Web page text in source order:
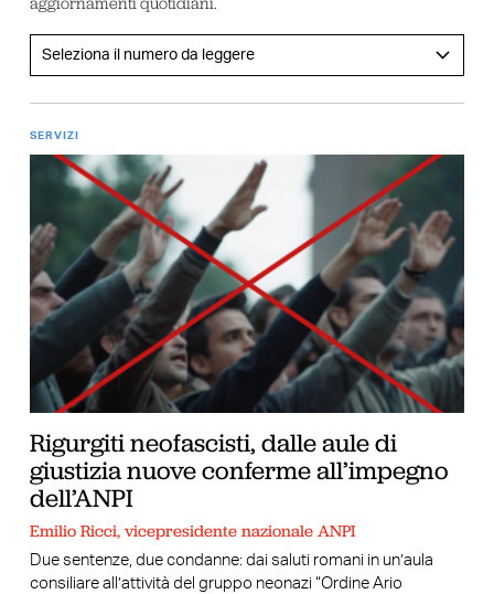
SERVIZI
Rigurgiti neofascisti, dalle aule di
giustizia nuove conferme all’impegno
dell’ANPI
Emilio Ricci, vicepresidente nazionale ANPI
Due sentenze, due condanne: dai saluti romani in un’aula
consiliare all’attività del gruppo neonazi “Ordine Ario